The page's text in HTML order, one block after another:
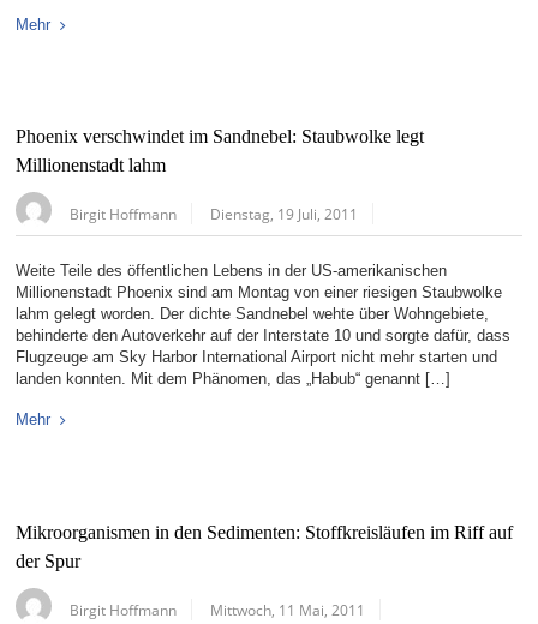
Mehr
Phoenix verschwindet im Sandnebel: Staubwolke legt
Millionenstadt lahm
Birgit Hoffmann Dienstag, 19 Juli, 2011
Weite Teile des öffentlichen Lebens in der US-amerikanischen
Millionenstadt Phoenix sind am Montag von einer riesigen Staubwolke
lahm gelegt worden. Der dichte Sandnebel wehte über Wohngebiete,
behinderte den Autoverkehr auf der Interstate 10 und sorgte dafür, dass
Flugzeuge am Sky Harbor International Airport nicht mehr starten und
landen konnten. Mit dem Phänomen, das „Habub“ genannt […]
Mehr
Mikroorganismen in den Sedimenten: Stoffkreisläufen im Riff auf
der Spur
Birgit Hoffmann Mittwoch, 11 Mai, 2011